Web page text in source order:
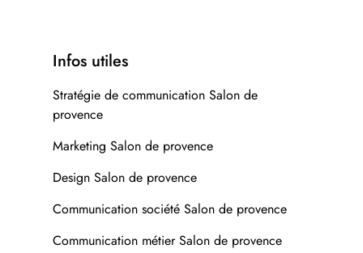
Infos utiles
Stratégie de communication Salon de
provence
Marketing Salon de provence
Design Salon de provence
Communication société Salon de provence
Communication métier Salon de provence